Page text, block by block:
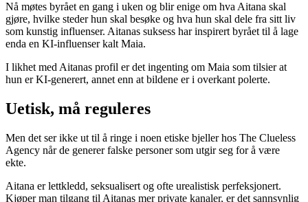
Nå møtes byrået en gang i uken og blir enige om hva Aitana skal
gjøre, hvilke steder hun skal besøke og hva hun skal dele fra sitt liv
som kunstig influenser. Aitanas suksess har inspirert byrået til å lage
enda en KI-influenser kalt Maia.
I likhet med Aitanas profil er det ingenting om Maia som tilsier at
hun er KI-generert, annet enn at bildene er i overkant polerte.
Uetisk, må reguleres
Men det ser ikke ut til å ringe i noen etiske bjeller hos The Clueless
Agency når de generer falske personer som utgir seg for å være
ekte.
Aitana er lettkledd, seksualisert og ofte urealistisk perfeksjonert.
Kjøper man tilgang til Aitanas mer private kanaler, er det sannsynlig